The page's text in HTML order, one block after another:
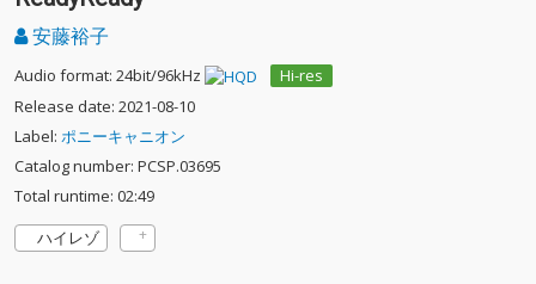
安藤裕子
Audio format: 24bit/96kHz
Hi-res
Release date: 2021-08-10
Label: ポニーキャニオン
Catalog number: PCSP.03695
Total runtime: 02:49
ハイレゾ